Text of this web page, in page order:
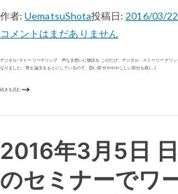
作者:UematsuShota投稿日: 2016/03/22
コメントはまだありません
デジタル･ストーリーテリング 声なき想いに物語を このたび、デジタル・ストーリーテリ
なりました。博士論文をもとにしているので、固い部分やややこしい部分も残 […]
続きを読む
2016年3月5日
のセミナーでワ